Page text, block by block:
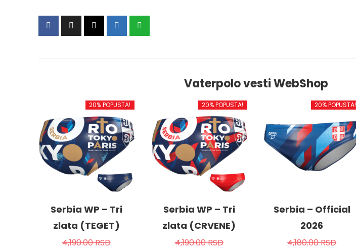
Vaterpolo vesti WebShop
20% POPUSTA!
Serbia WP – Tri
zlata (TEGET)
4,190.00RSD
20% POPUSTA!
Serbia WP – Tri
zlata (CRVENE)
4,190.00RSD
20% POPUSTA!
Serbia – Official
2026
4,180.00RSD